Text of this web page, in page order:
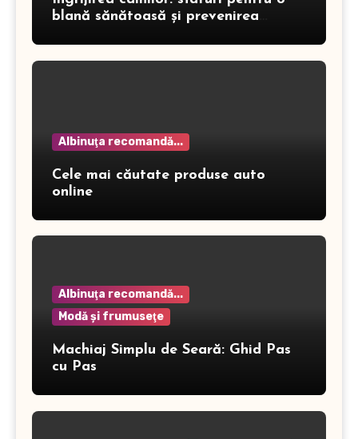
blană sănătoasă și prevenirea
Albinuţa recomandă...
Cele mai căutate produse auto
online
Albinuţa recomandă...
Modă şi frumuseţe
Machiaj Simplu de Seară: Ghid Pas
cu Pas